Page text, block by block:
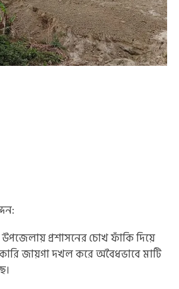
উপজেলায় প্রশাসনের চোখ ফাঁকি দিয়ে
জায়গা দখল করে অবৈধভাবে মাটি